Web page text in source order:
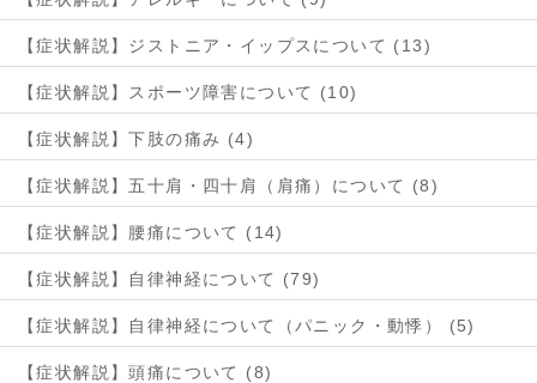
【症状解説】ジストニア・イップスについて (13)
【症状解説】スポーツ障害について (10)
【症状解説】下肢の痛み (4)
【症状解説】五十肩・四十肩（肩痛）について (8)
【症状解説】腰痛について (14)
【症状解説】自律神経について (79)
【症状解説】自律神経について（パニック・動悸） (5)
【症状解説】頭痛について (8)